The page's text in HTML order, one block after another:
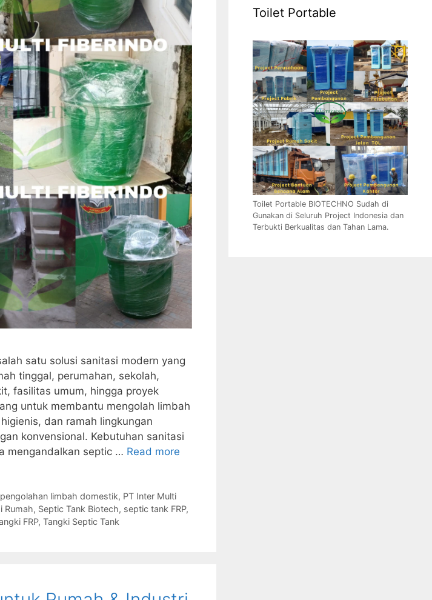
satu solusi sanitasi modern yang
tinggal, perumahan, sekolah,
fasilitas umum, hingga proyek
untuk membantu mengolah limbah
dan ramah lingkungan
konvensional. Kebutuhan sanitasi
mengandalkan septic … Read more
pengolahan limbah domestik, PT Inter Multi
Rumah, Septic Tank Biotech, septic tank FRP,
FRP, Tangki Septic Tank
Toilet Portable
Toilet Portable BIOTECHNO Sudah di
Gunakan di Seluruh Project Indonesia dan
Terbukti Berkualitas dan Tahan Lama.